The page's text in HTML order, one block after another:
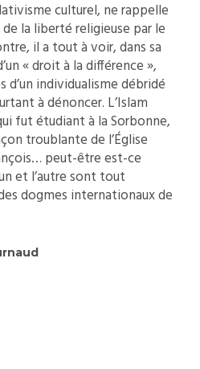
culturel, ne rappelle
la liberté religieuse par le
il a tout à voir, dans sa
« droit à la différence »,
d’un individualisme débridé
à dénoncer. L’Islam
fut étudiant à la Sorbonne,
troublante de l’Église
peut-être est-ce
et l’autre sont tout
dogmes internationaux de